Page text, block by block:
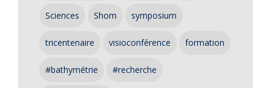
Sciences Shom symposium
tricentenaire visioconférence formation
#bathymétrie #recherche